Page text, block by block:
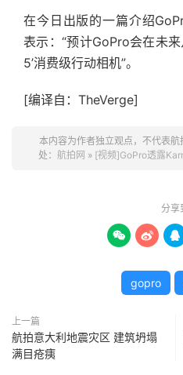
在今日出版的一篇介绍
表示：“预计GoPro会在未
5’消费级行动相机”。
[编译自：TheVerge]
本内容为作者独立观点，不代表
处： 航拍网 » [视频]GoPro透露
分享
  
gopro
上一篇
航拍意大利地震灾区 建筑坍塌
满目疮痍